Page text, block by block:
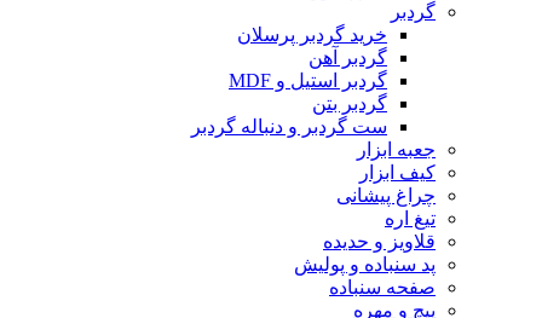
گردبر
خرید گردبر پرسلان
گردبر آهن
گردبر استیل و MDF
گردبر بتن
ست گردبر و دنباله گردبر
جعبه ابزار
کیف ابزار
چراغ پیشانی
تیغ اره
قلاویز و حدیده
پد سنباده و پولیش
صفحه سنباده
پیچ و مهره